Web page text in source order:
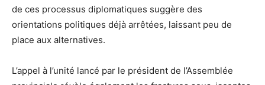
de ces processus diplomatiques suggère des
orientations politiques déjà arrêtées, laissant peu de
place aux alternatives.
L’appel à l’unité lancé par le président de l’Assemblée